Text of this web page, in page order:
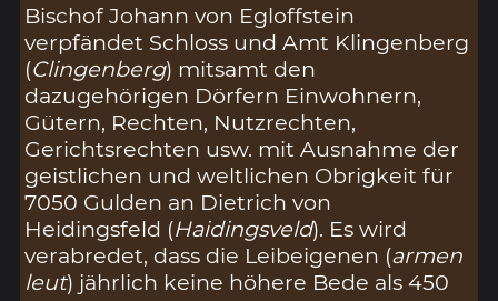
Bischof Johann von Egloffstein
verpfändet Schloss und Amt Klingenberg
(Clingenberg) mitsamt den
dazugehörigen Dörfern Einwohnern,
Gütern, Rechten, Nutzrechten,
Gerichtsrechten usw. mit Ausnahme der
geistlichen und weltlichen Obrigkeit für
7050 Gulden an Dietrich von
Heidingsfeld (Haidingsveld). Es wird
verabredet, dass die Leibeigenen (armen
leut) jährlich keine höhere Bede als 450